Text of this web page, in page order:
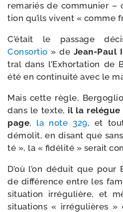
rema­riés de com­mu­nier –
tion qu’ils vivent « comme
C’était le pas­sage
Consortio » de Jean-​Paul
tral dans l’Exhortation de
été en conti­nui­té avec le
Mais cette règle,
dans le texte, il la relégue
page, la note 329, et
démo­lit, en disant que
té », la « fidé­li­té » serait
D’où l’on déduit que pour
de dif­fé­rence entre les
situa­tion irré­gu­lière, et
situa­tions « irré­gu­lières